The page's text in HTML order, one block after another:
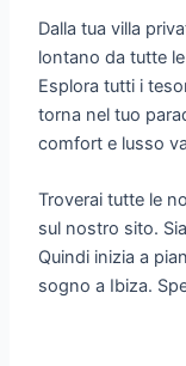
Dalla tua villa
lontano da tutte
Esplora tutti i
torna nel tuo
comfort e lusso
Troverai tutte le
sul nostro sito.
Quindi inizia a
sogno a Ibiza.